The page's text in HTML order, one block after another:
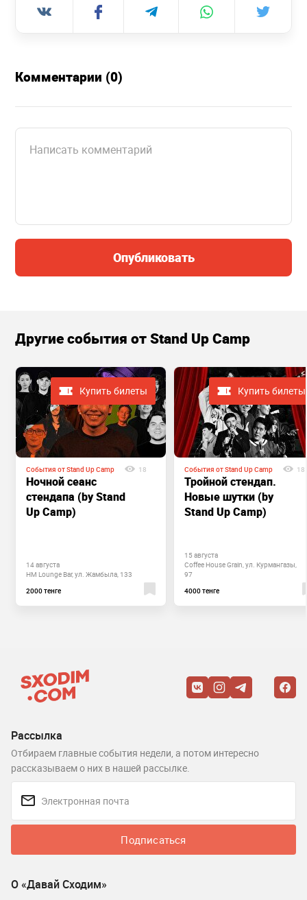
Комментарии (0)
Опубликовать
Другие cобытия от Stand Up Camp
Купить билеты
События от Stand Up Camp 18
Ночной сеанс
стендапа (by Stand
Up Camp)
14 августа
HM Lounge Bar, ул. Жамбыла, 133
2000 тенге
Купить билеты
События от Stand Up Camp 18
Тройной стендап.
Новые шутки (by
Stand Up Camp)
15 августа
Coffee House Grain, ул. Курмангазы,
97
4000 тенге
Рассылка
Отбираем главные события недели, а потом интересно
рассказываем о них в нашей рассылке.
Подписаться
О «Давай Сходим»